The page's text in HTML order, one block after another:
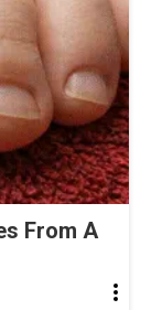
From A